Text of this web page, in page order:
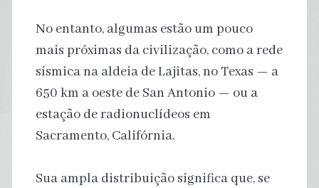
No entanto, algumas estão um pouco
mais próximas da civilização, como a rede
sísmica na aldeia de Lajitas, no Texas — a
650 km a oeste de San Antonio — ou a
estação de radionuclídeos em
Sacramento, Califórnia.
Sua ampla distribuição significa que, se